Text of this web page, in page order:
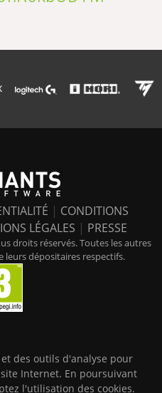
| CONDITIONS
LÉGALES | PRESSE
droits réservés. Toutes les autres
dépositaires respectifs.
des outils d'analyse pour
Internet. En poursuivant
l'utilisation des cookies.